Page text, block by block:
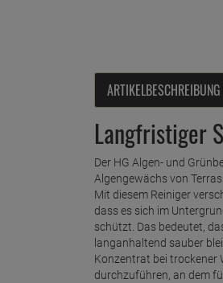
ARTIKELBESCHREIBUNG
Langfristiger
Der HG Algen- und
Algengewächs von
Mit diesem Reiniger
dass es sich im
schützt. Das bedeutet,
langanhaltend sauber
Konzentrat bei trockener
durchzuführen, an dem